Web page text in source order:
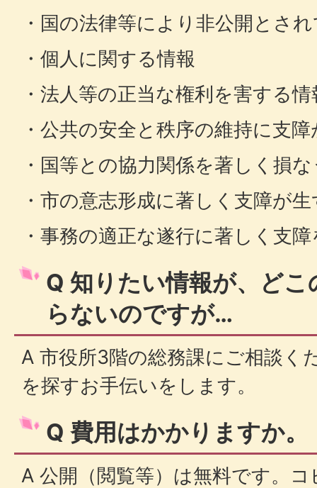
・国の法律等により非公開とさ
・個人に関する情報
・法人等の正当な権利を害する情
・公共の安全と秩序の維持に支
・国等との協力関係を著しく損
・市の意志形成に著しく支障が
・事務の適正な遂行に著しく支
Q 知りたい情報が、ど
らないのですが…
A 市役所3階の総務課にご相談く
を探すお手伝いをします。
Q 費用はかかりますか。
A 公開（閲覧等）は無料です。